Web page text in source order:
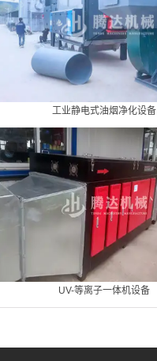
工业静电式油烟净化设备
UV-等离子一体机设备